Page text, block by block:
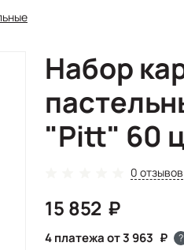
Набор
"Pitt" 60
0 отзывов
15 852
4 платежа от 3 963 ?